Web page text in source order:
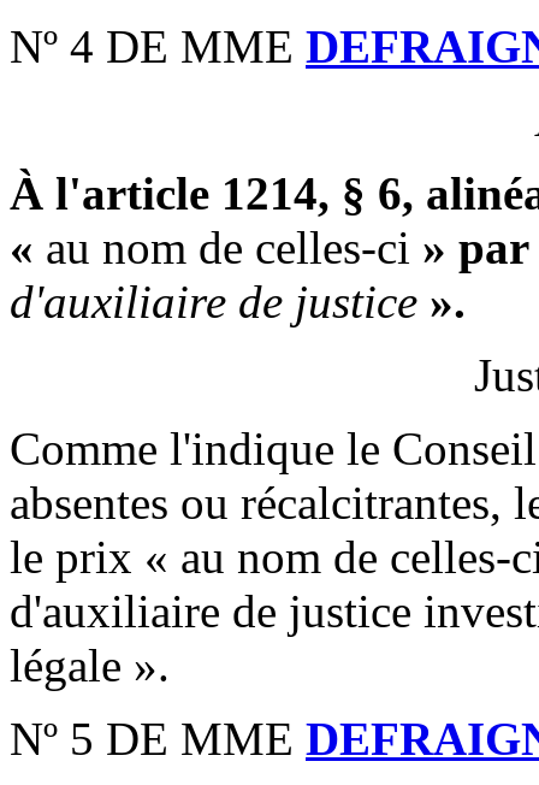
Nº 4 DE MME
À l'article 1214, § 6,
« au nom de celles-ci » par
d'auxiliaire de justice ».
Comme l'indique le
absentes ou récalcitrantes,
le prix « au nom de celles-
d'auxiliaire de justice
légale ».
Nº 5 DE MME